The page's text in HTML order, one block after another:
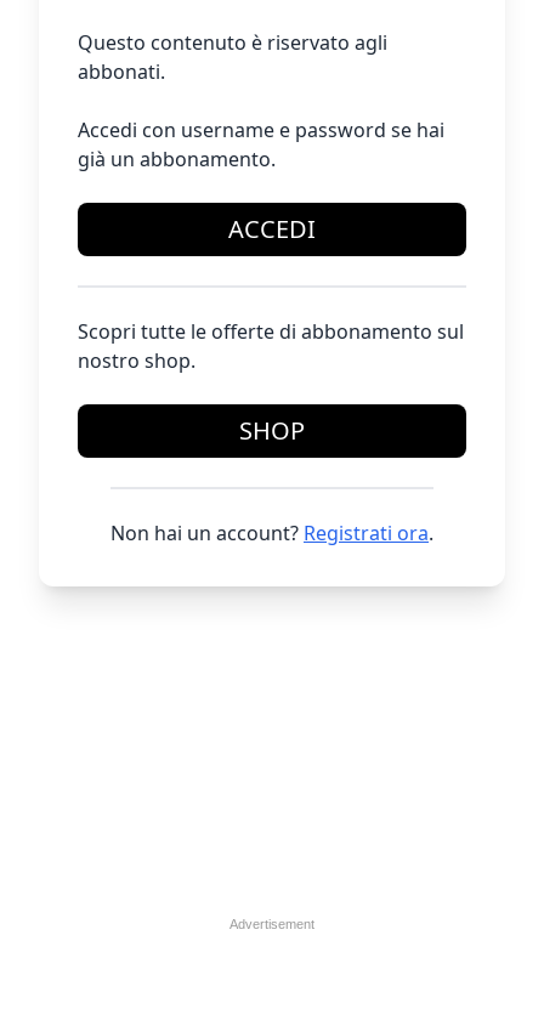
Questo contenuto è riservato agli
abbonati.
Accedi con username e password se hai
già un abbonamento.
ACCEDI
Scopri tutte le offerte di abbonamento sul
nostro shop.
SHOP
Non hai un account? Registrati ora.